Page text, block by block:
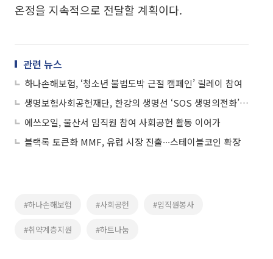
온정을 지속적으로 전달할 계획이다.
관련 뉴스
하나손해보험, ‘청소년 불법도박 근절 캠페인’ 릴레이 참여
생명보험사회공헌재단, 한강의 생명선 ‘SOS 생명의전화’ 전면 리뉴얼 완료
에쓰오일, 울산서 임직원 참여 사회공헌 활동 이어가
블랙록 토큰화 MMF, 유럽 시장 진출∙∙∙스테이블코인 확장
#하나손해보험 #사회공헌 #임직원봉사
#취약계층지원 #하트나눔